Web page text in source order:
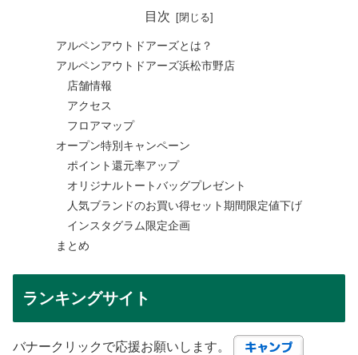
目次
アルペンアウトドアーズとは？
アルペンアウトドアーズ浜松市野店
店舗情報
アクセス
フロアマップ
オープン特別キャンペーン
ポイント還元率アップ
オリジナルトートバッグプレゼント
人気ブランドのお買い得セット期間限定値下げ
インスタグラム限定企画
まとめ
ランキングサイト
バナークリックで応援お願いします。